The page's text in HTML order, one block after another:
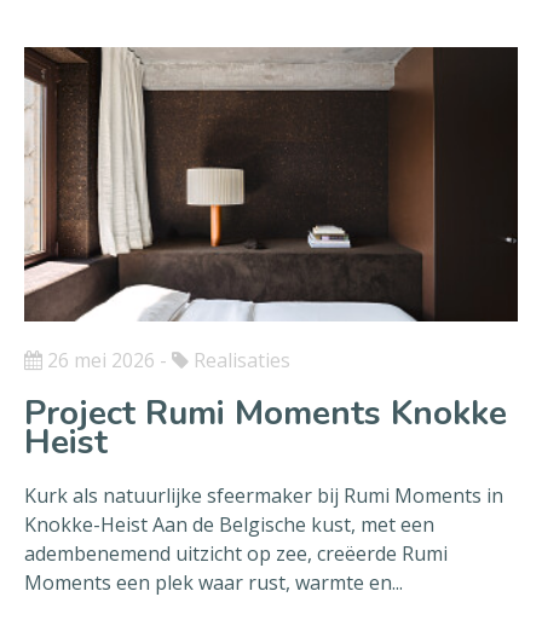
26 mei 2026 - Realisaties
Project Rumi Moments Knokke
Heist
Kurk als natuurlijke sfeermaker bij Rumi Moments in
Knokke-Heist Aan de Belgische kust, met een
adembenemend uitzicht op zee, creëerde Rumi
Moments een plek waar rust, warmte en...